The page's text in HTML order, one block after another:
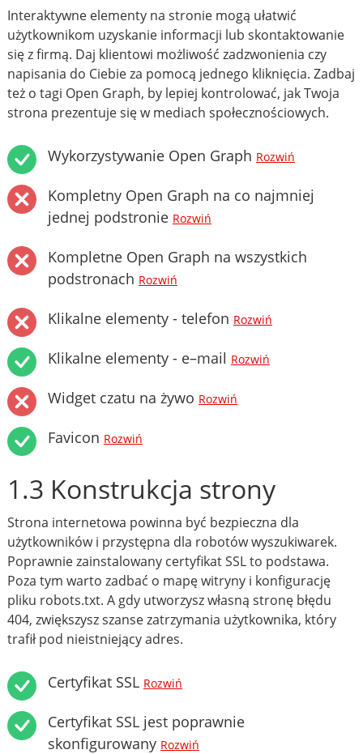
Interaktywne elementy na stronie mogą ułatwić
użytkownikom uzyskanie informacji lub skontaktowanie
się z firmą. Daj klientowi możliwość zadzwonienia czy
napisania do Ciebie za pomocą jednego kliknięcia. Zadbaj
też o tagi Open Graph, by lepiej kontrolować, jak Twoja
strona prezentuje się w mediach społecznościowych.
Wykorzystywanie Open Graph Rozwiń
Kompletny Open Graph na co najmniej
jednej podstronie Rozwiń
Kompletne Open Graph na wszystkich
podstronach Rozwiń
Klikalne elementy - telefon Rozwiń
Klikalne elementy - e–mail Rozwiń
Widget czatu na żywo Rozwiń
Favicon Rozwiń
1.3 Konstrukcja strony
Strona internetowa powinna być bezpieczna dla
użytkowników i przystępna dla robotów wyszukiwarek.
Poprawnie zainstalowany certyfikat SSL to podstawa.
Poza tym warto zadbać o mapę witryny i konfigurację
pliku robots.txt. A gdy utworzysz własną stronę błędu
404, zwiększysz szanse zatrzymania użytkownika, który
trafił pod nieistniejący adres.
Certyfikat SSL Rozwiń
Certyfikat SSL jest poprawnie
skonfigurowany Rozwiń